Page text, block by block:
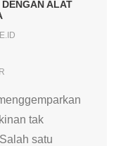
ALAT
tak
satu